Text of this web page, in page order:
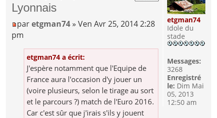
Lyonnais
paretgman74 » Ven Avr 25, 2014 2:28
pm
etgman74 a écrit:
J'espère notamment que l'Equipe de
France aura l'occasion d'y jouer un
(voire plusieurs, selon le tirage au sort
et le parcours ?) match de l'Euro 2016.
Car c'est sûr que j'irais s'ils y jouent
etgman74
Idole du
stade
Messages:
3268
Enregistré
le: Dim Mai
05, 2013
12:50 am